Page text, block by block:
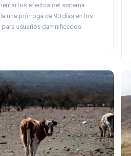
los efectos del sistema
una prórroga de 90 días en los
usuarios damnificados.